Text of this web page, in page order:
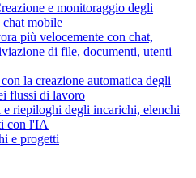
e monitoraggio degli
mobile
più velocemente con chat,
di file, documenti, utenti
la creazione automatica degli
flussi di lavoro
riepiloghi degli incarichi, elenchi
con l'IA
e progetti